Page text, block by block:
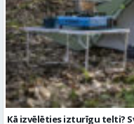
Kā izvēlēties izturīgu telti?
salīdzinājums